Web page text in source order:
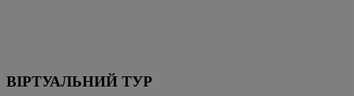
ВІРТУАЛЬНИЙ ТУР